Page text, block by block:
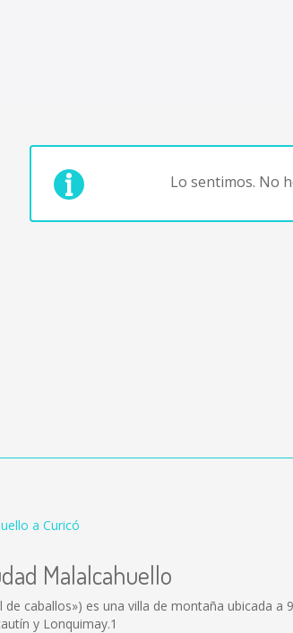
Lo sentimos. No
a Curicó
Malalcahuello
caballos») es una villa de montaña ubicada
y Lonquimay.1